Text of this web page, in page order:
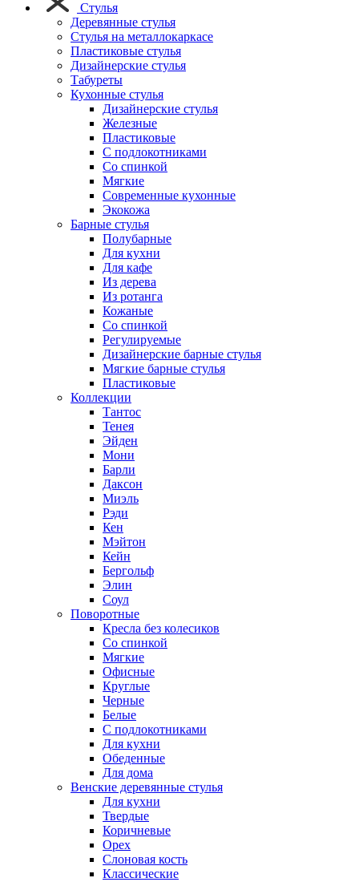
Стулья
Деревянные стулья
Стулья на металлокаркасе
Пластиковые стулья
Дизайнерские стулья
Табуреты
Кухонные стулья
Дизайнерские стулья
Железные
Пластиковые
С подлокотниками
Со спинкой
Мягкие
Современные кухонные
Экокожа
Барные стулья
Полубарные
Для кухни
Для кафе
Из дерева
Из ротанга
Кожаные
Со спинкой
Регулируемые
Дизайнерские барные стулья
Мягкие барные стулья
Пластиковые
Коллекции
Тантос
Тенея
Эйден
Мони
Барли
Даксон
Миэль
Рэди
Кен
Мэйтон
Кейн
Бергольф
Элин
Соул
Поворотные
Кресла без колесиков
Со спинкой
Мягкие
Офисные
Круглые
Черные
Белые
С подлокотниками
Для кухни
Обеденные
Для дома
Венские деревянные стулья
Для кухни
Твердые
Коричневые
Орех
Слоновая кость
Классические